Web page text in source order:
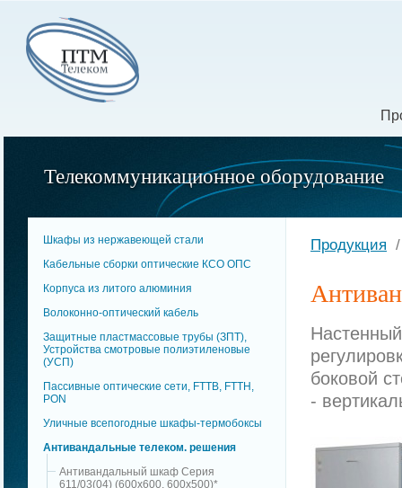
Телекоммуникационное оборудование
Шкафы из нержавеющей стали
Кабельные сборки оптические КСО ОПC
Корпуса из литого алюминия
Волоконно-оптический кабель
Защитные пластмассовые трубы (ЗПТ),
Устройства смотровые полиэтиленовые
(УСП)
Пассивные оптические сети, FTTB, FTTH,
PON
Уличные всепогодные шкафы-термобоксы
Антивандальные телеком. решения
Антивандальный шкаф Серия
611/03(04) (600х600, 600х500)*
Продукция
боковой
-